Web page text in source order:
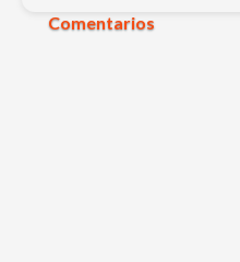
Comentarios